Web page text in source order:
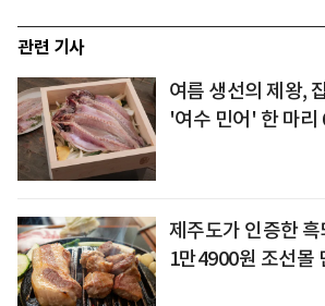
관련 기사
여름 생선의 제왕,
'여수 민어' 한 마리
제주도가 인증한
1만4900원 조선몰